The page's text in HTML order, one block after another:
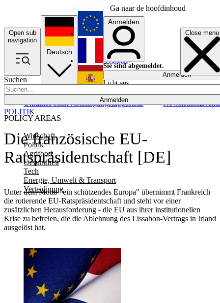
Ga naar de hoofdinhoud
Open sub
navigation
Close menu
Suchen
Anmelden
POLICY AREAS
Wirtschaft
Politik
Agrifood
Gesundheit
Tech
Energie, Umwelt & Transport
Verteidigung
UkrainePolitikVerteidigungRapporteur NewslettersEvents
Deutsch
English
Français
Anmelden
Sie sind abgemeldet.
Anmelden
Licht aus
Die französische EU-
Ratspräsidentschaft [DE]
Unter dem Motto "ein schützendes Europa" übernimmt Frankreich
die rotierende EU-Ratspräsidentschaft und steht vor einer
zusätzlichen Herausforderung - die EU aus ihrer institutionellen
Krise zu befreien, die die Ablehnung des Lissabon-Vertrags in Irland
ausgelöst hat.
POLITIK